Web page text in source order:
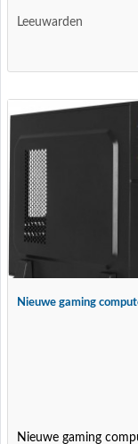
Leeuwarden
Nieuwe gaming
Nieuwe gaming